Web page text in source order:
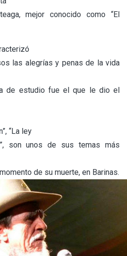
mejor conocido como “El
las alegrías y penas de la vida
de estudio fue el que le dio el
“La ley
son unos de sus temas más
de su muerte, en Barinas.